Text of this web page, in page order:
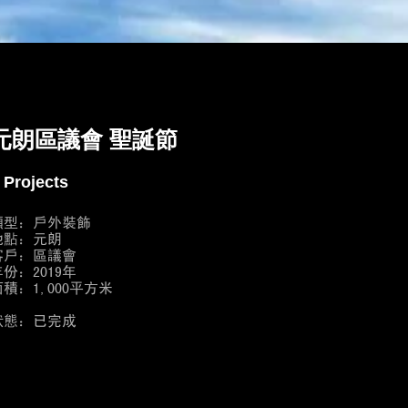
朗區議會 聖誕節
Projects
型：戶外裝飾
點：元朗
戶：區議會
份：2019年
積：1,000平方米
態：已完成